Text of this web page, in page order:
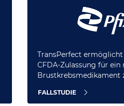
TransPerfect ermöglicht
CFDA-Zulassung für ein
Brustkrebsmedikament
FALLSTUDIE